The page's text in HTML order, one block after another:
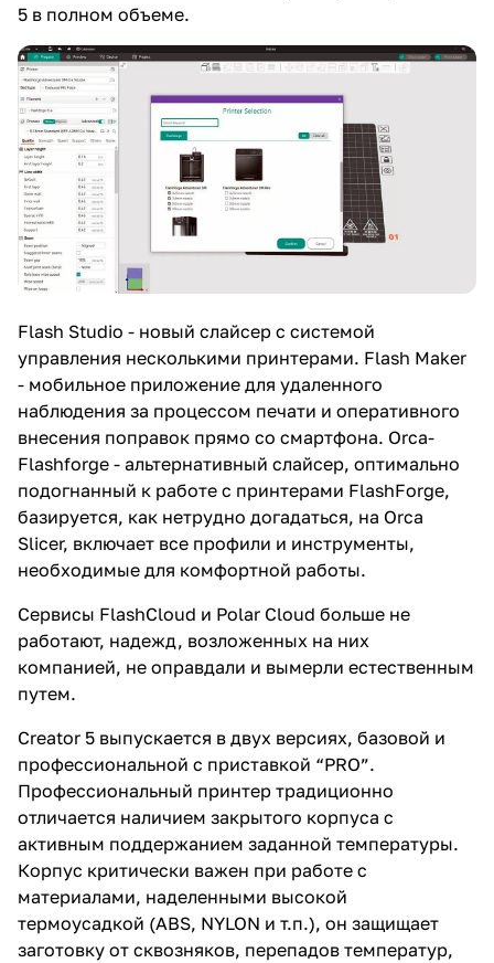
5 в полном объеме.
Flash Studio - новый слайсер с системой
управления несколькими принтерами. Flash Maker
- мобильное приложение для удаленного
наблюдения за процессом печати и оперативного
внесения поправок прямо со смартфона. Orca-
Flashforge - альтернативный слайсер, оптимально
подогнанный к работе с принтерами FlashForge,
базируется, как нетрудно догадаться, на Orca
Slicer, включает все профили и инструменты,
необходимые для комфортной работы.
Сервисы FlashCloud и Polar Cloud больше не
работают, надежд, возложенных на них
компанией, не оправдали и вымерли естественным
путем.
Creator 5 выпускается в двух версиях, базовой и
профессиональной с приставкой “PRO”.
Профессиональный принтер традиционно
отличается наличием закрытого корпуса с
активным поддержанием заданной температуры.
Корпус критически важен при работе с
материалами, наделенными высокой
термоусадкой (ABS, NYLON и т.п.), он защищает
заготовку от сквозняков, перепадов температур,